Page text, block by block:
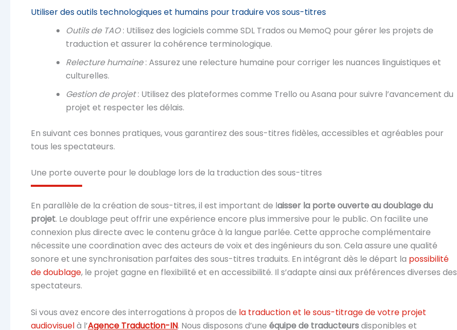
Utiliser des outils technologiques et humains pour traduire vos sous-titres
Outils de TAO: Utilisez des logiciels comme SDL Trados ou MemoQ pour gérer les projets de
traduction et assurer la cohérence terminologique.
Relecture humaine: Assurez une relecture humaine pour corriger les nuances linguistiques et
culturelles.
Gestion de projet: Utilisez des plateformes comme Trello ou Asana pour suivre l’avancement du
projet et respecter les délais.
En suivant ces bonnes pratiques, vous garantirez des sous-titres fidèles, accessibles et agréables pour
tous les spectateurs.
Une porte ouverte pour le doublage lors de la traduction des sous-titres
En parallèle de la création de sous-titres, il est important de laisser la porte ouverte au doublage du
projet. Le doublage peut offrir une expérience encore plus immersive pour le public. On facilite une
connexion plus directe avec le contenu grâce à la langue parlée. Cette approche complémentaire
nécessite une coordination avec des acteurs de voix et des ingénieurs du son. Cela assure une qualité
sonore et une synchronisation parfaites des sous-titres traduits. En intégrant dès le départ la possibilité
de doublage, le projet gagne en flexibilité et en accessibilité. Il s’adapte ainsi aux préférences diverses des
spectateurs.
Si vous avez encore des interrogations à propos de la traduction et le sous-titrage de votre projet
audiovisuelà l’Agence Traduction-IN. Nous disposons d’une équipe de traducteursdisponibles et